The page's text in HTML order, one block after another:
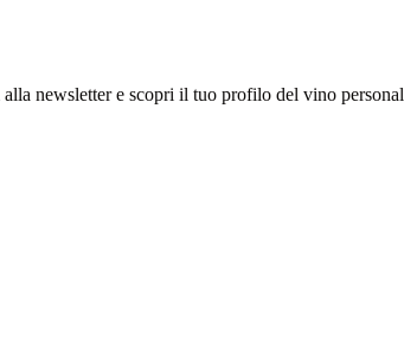
newsletter e scopri il tuo profilo del vino